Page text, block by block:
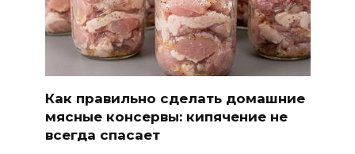
Как правильно сделать домашние
мясные консервы: кипячение не
всегда спасает